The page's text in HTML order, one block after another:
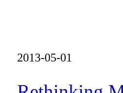
2013-05-01